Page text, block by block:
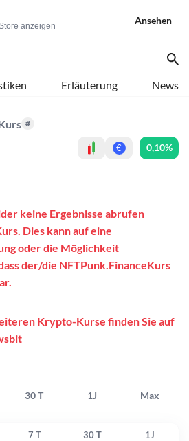
anzeigen
Ansehen
Erläuterung News
#
€ 0,10%
30 T 1J Max
keine Ergebnisse abrufen
Dies kann auf eine
oder die Möglichkeit
der/die NFTPunk.FinanceKurs
Krypto-Kurse finden Sie auf
7 T 30 T 1J